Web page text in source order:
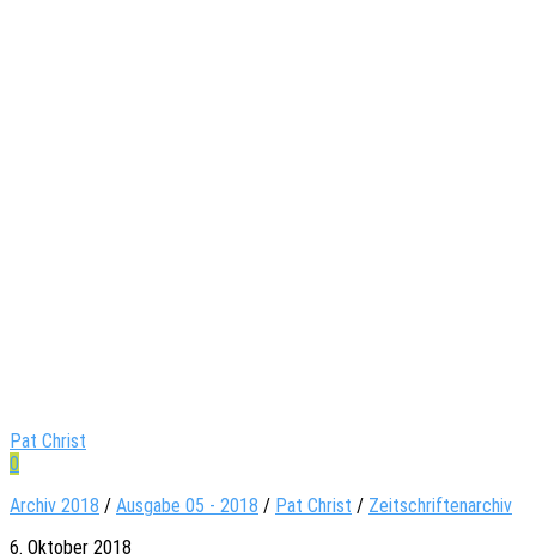
Pat Christ
0
Archiv 2018 / Ausgabe 05 - 2018 / Pat Christ / Zeitschriftenarchiv
6. Oktober 2018